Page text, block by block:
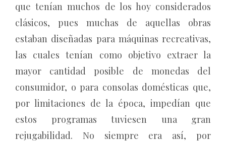
que tenían muchos de los hoy considerados
clásicos, pues muchas de aquellas obras
estaban diseñadas para máquinas recreativas,
las cuales tenían como objetivo extraer la
mayor cantidad posible de monedas del
consumidor, o para consolas domésticas que,
por limitaciones de la época, impedían que
estos programas tuviesen una gran
rejugabilidad. No siempre era así, por